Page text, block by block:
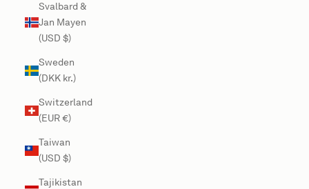
Svalbard &
Jan Mayen
(USD $)
Sweden
(DKK kr.)
Switzerland
(EUR €)
Taiwan
(USD $)
Tajikistan